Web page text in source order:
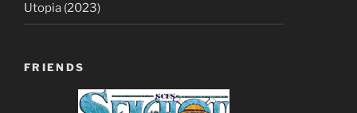
Utopia (2023)
FRIENDS